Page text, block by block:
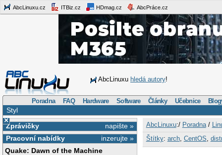
AbcLinuxu.cz ITBiz.cz HDmag.cz AbcPráce.cz
AbcLinuxu hledá autory!
Poradna FAQ Hardware Software Články Učebnice
Styl
×
napište »
Zprávičky
inzerujte »
Pracovní nabídky
Quake: Dawn of the Machine
AbcLinuxu:/ Poradna/
Štítky: arch, CentOS